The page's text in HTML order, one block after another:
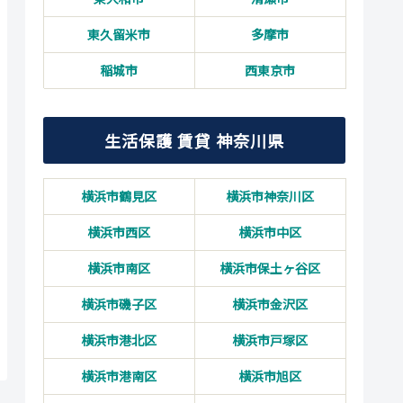
東久留米市
多摩市
稲城市
西東京市
生活保護 賃貸 神奈川県
横浜市鶴見区
横浜市神奈川区
横浜市西区
横浜市中区
横浜市南区
横浜市保土ヶ谷区
横浜市磯子区
横浜市金沢区
横浜市港北区
横浜市戸塚区
横浜市港南区
横浜市旭区